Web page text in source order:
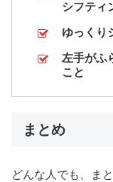
シフティ
ゆっくり
左手がふ
こと
まとめ
どんな人でも、ま